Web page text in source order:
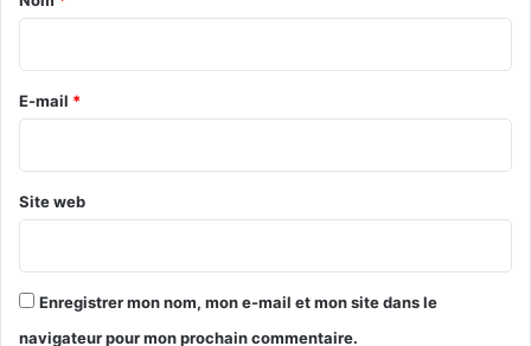
r
e
E-mail *
Site web
Enregistrer mon nom, mon e-mail et mon site dans le
navigateur pour mon prochain commentaire.